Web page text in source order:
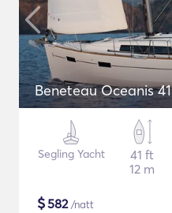
Beneteau Oceanis 41
Segling Yacht
41 ft
12 m
$582/natt